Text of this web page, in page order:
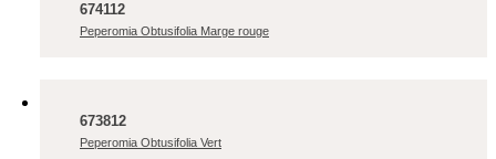
674112
Peperomia Obtusifolia Marge rouge
673812
Peperomia Obtusifolia Vert